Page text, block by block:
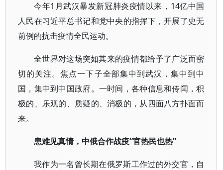
今年1月武汉暴发新冠肺炎疫情以来，14亿中国
人民在习近平总书记和党中央的指挥下，开展了史无
前例的抗击疫情全民运动。
全世界对这场突如其来的疫情都给予了广泛而密
切的关注。焦点一下子全部集中到武汉，集中到中
国，集中到中国政府。一时间，各种信息和传闻，积
极的、乐观的、质疑的、消极的，从四面八方扑面而
来。
患难见真情，中俄合作战疫“官热民也热”
我作为一名曾长期在俄罗斯工作过的外交官，自